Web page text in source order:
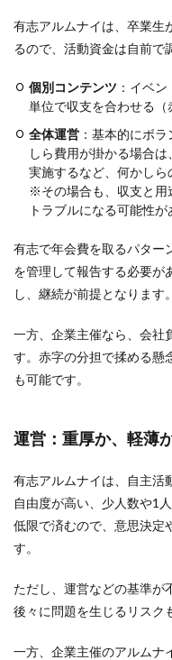
有志アルムナイは、卒業生
るので、活動資金は自前で
個別コンテンツ ：イベ
単位で収支を合わせる（
全体運営 ：基本的にボ
しら費用が掛かる場合
実施するなど、何かし
※その場合も、収支と用
トラブルになる可能性
有志で年会費を取るパター
を管理して報告する必要が
し、継続が前提となります。
一方、企業主催なら、会社
す。赤字の分担で揉める懸
も可能です。
運営：重厚か、軽薄
有志アルムナイは、自主活
自由度が高い、少人数や1
低限で済むので、意思決定
す。
ただし、運営などの基準が
後々に問題を生じるリスク
一方、企業主催のアルムナ